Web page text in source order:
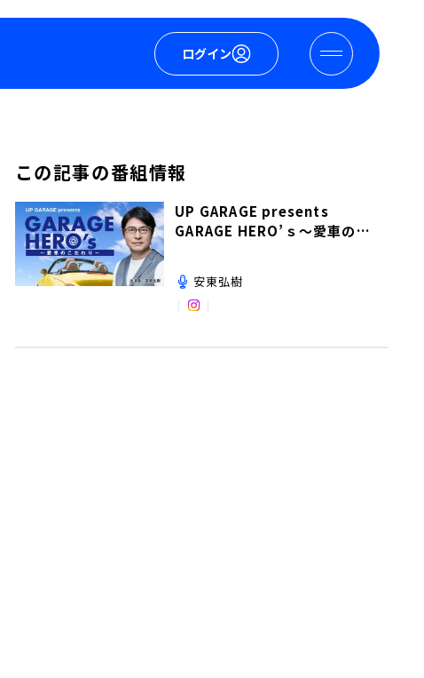
ログイン
この記事の番組情報
UP GARAGE presents
GARAGE HERO’ｓ～愛車のこ
安東弘樹